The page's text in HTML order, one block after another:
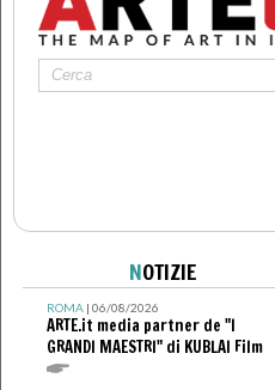
NOTIZIE
ROMA| 06/08/2026
ARTE.it media partner de "I
GRANDI MAESTRI" di KUBLAI Film